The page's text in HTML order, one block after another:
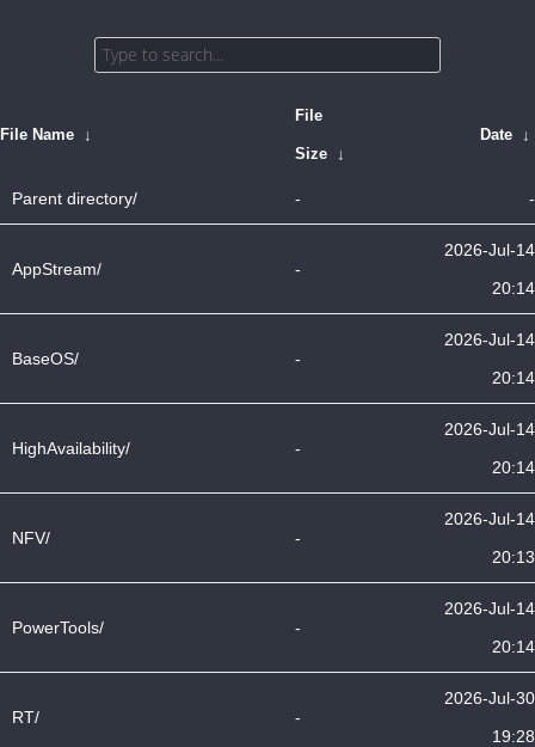
File Name ↓
File
Size ↓
Date ↓
Parent directory/ - -
AppStream/ -
2026-Jul-14
20:14
BaseOS/ -
2026-Jul-14
20:14
HighAvailability/ -
2026-Jul-14
20:14
NFV/ -
2026-Jul-14
20:13
PowerTools/ -
2026-Jul-14
20:14
RT/ -
2026-Jul-30
19:28